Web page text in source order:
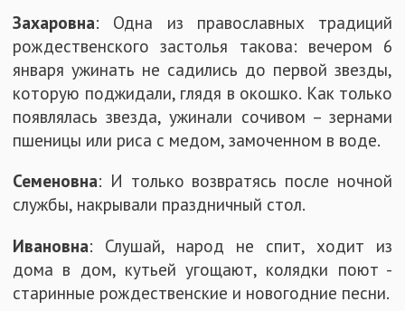
Захаровна: Одна из православных традиций
рождественского застолья такова: вечером 6
января ужинать не садились до первой звезды,
которую поджидали, глядя в окошко. Как только
появлялась звезда, ужинали сочивом – зернами
пшеницы или риса с медом, замоченном в воде.
Семеновна: И только возвратясь после ночной
службы, накрывали праздничный стол.
Ивановна: Слушай, народ не спит, ходит из
дома в дом, кутьей угощают, колядки поют -
старинные рождественские и новогодние песни.